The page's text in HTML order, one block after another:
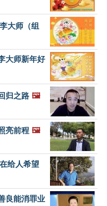
大师（组
大师新年好
归之路 🖼️
亮前程 🖼️
给人希望
良能消罪业